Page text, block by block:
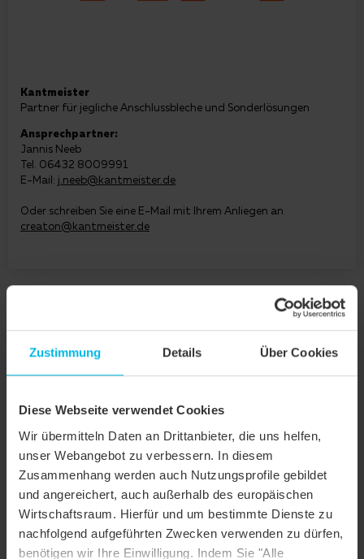
Zustimmung Details Über Cookies
Diese Webseite verwendet Cookies
Wir übermitteln Daten an Drittanbieter, die uns helfen,
unser Webangebot zu verbessern. In diesem
Zusammenhang werden auch Nutzungsprofile gebildet
und angereichert, auch außerhalb des europäischen
Wirtschaftsraum. Hierfür und um bestimmte Dienste zu
nachfolgend aufgeführten Zwecken verwenden zu dürfen,
benötigen wir Ihre Einwilligung. Indem Sie "Alle
Kantmeister
Partner für jegliche Anschlussbleche und Sonderlösungen
Ansprechpartner:
Jannis Neeb
Tel. 06432 8009991
E-Mail: j.neeb@kantmeister.de
Oder schreiben Sie eine E-Mail mit Ihrem Anliegen an
creaton@kantmeister.de